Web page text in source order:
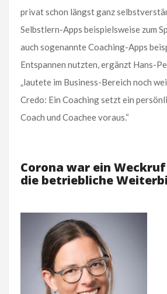
privat schon längst ganz
Selbstlern-Apps beispielsweise zum
auch sogenannte Coaching-Apps
Entspannen nutzten, ergänzt Hans-
„lautete im Business-Bereich noch
Credo: Ein Coaching setzt ein
Coach und Coachee voraus.“
Corona war ein
die betriebliche